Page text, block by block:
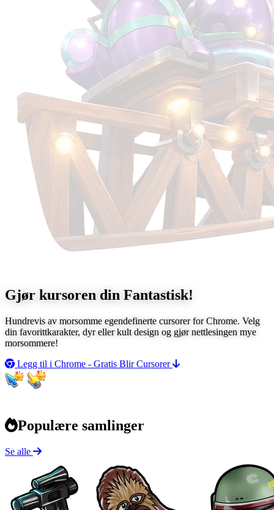
Gjør kursoren din Fantastisk!
Hundrevis av morsomme egendefinerte cursorer for Chrome. Velg
din favorittkarakter, dyr eller kult design og gjør nettlesingen mye
morsommere!
Legg til i Chrome - Gratis Blir Cursorer
Populære samlinger
Se alle